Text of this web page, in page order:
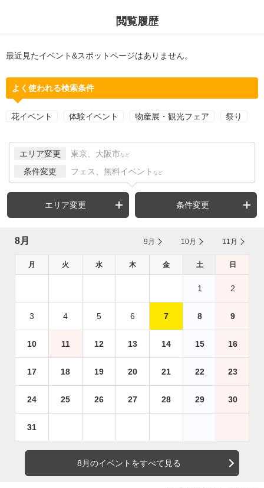
閲覧履歴
最近見たイベント&スポットページはありません。
よく使われる検索条件
花イベント 体験イベント 物産展・観光フェア 祭り
エリア変更 東京、大阪市 など
条件変更 フェス、無料イベント など
エリア変更 条件変更
8月 9月 10月 11月
月 火 水 木 金 土 日
1 2
3 4 5 6 7 8 9
10 11 12 13 14 15 16
17 18 19 20 21 22 23
24 25 26 27 28 29 30
31
8月のイベントをすべて見る